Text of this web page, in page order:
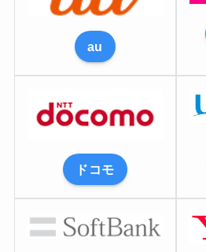
au
ドコモ